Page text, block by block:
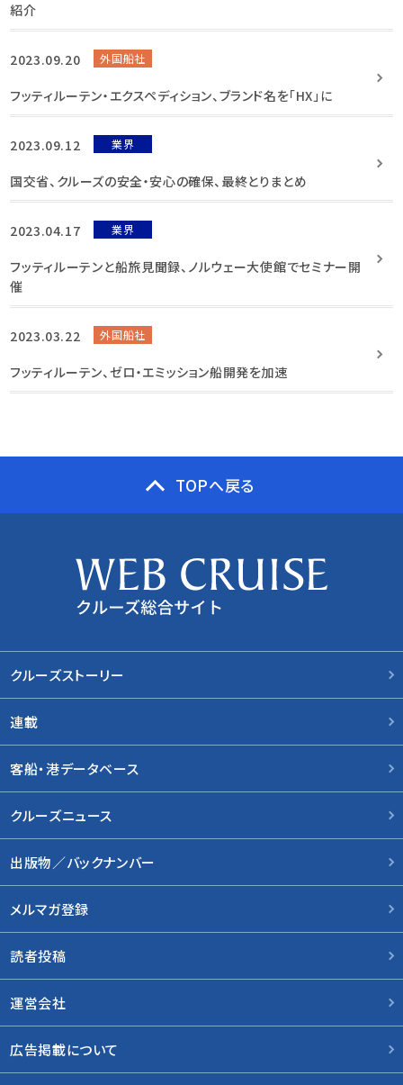
紹介
2023.09.20 外国船社
フッティルーテン・エクスペディション、ブランド名を「HX」に
2023.09.12 業界
国交省、クルーズの安全・安心の確保、最終とりまとめ
2023.04.17 業界
フッティルーテンと船旅見聞録、ノルウェー大使館でセミナー開
催
2023.03.22 外国船社
フッティルーテン、ゼロ・エミッション船開発を加速
TOPへ戻る
クルーズストーリー
連載
客船・港データベース
クルーズニュース
出版物／バックナンバー
メルマガ登録
読者投稿
運営会社
広告掲載について